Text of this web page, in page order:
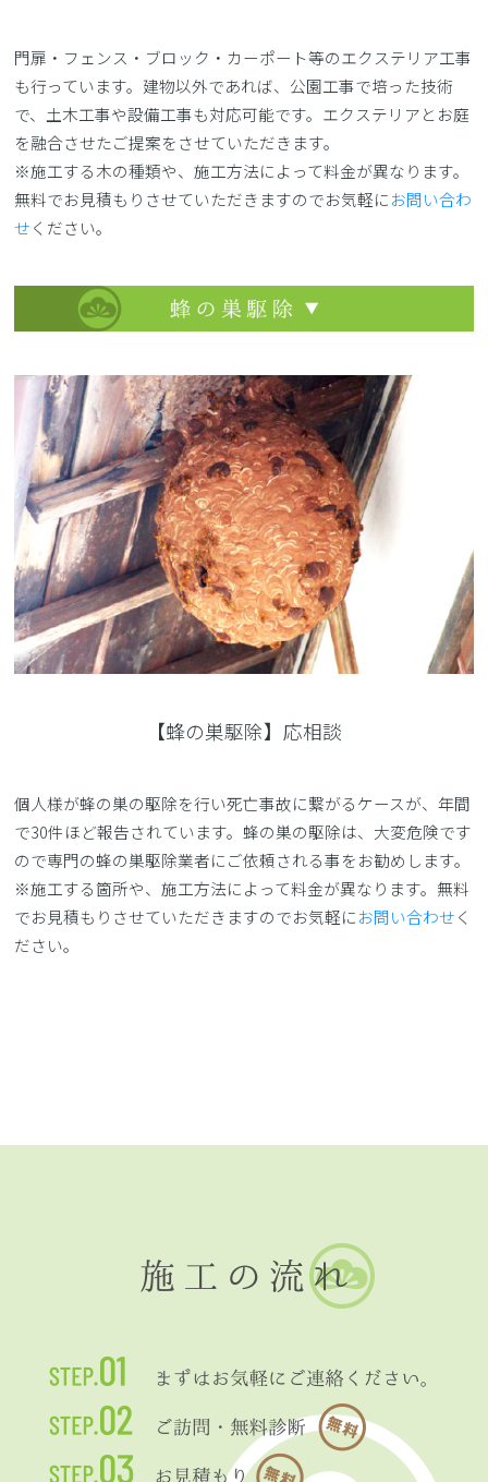
門扉・フェンス・ブロック・カーポート等のエクステリア工事
も行っています。建物以外であれば、公園工事で培った技術
で、土木工事や設備工事も対応可能です。エクステリアとお庭
を融合させたご提案をさせていただきます。
※施工する木の種類や、施工方法によって料金が異なります。
無料でお見積もりさせていただきますのでお気軽にお問い合わ
せください。
【蜂の巣駆除】応相談
個人様が蜂の巣の駆除を行い死亡事故に繋がるケースが、年間
で30件ほど報告されています。蜂の巣の駆除は、大変危険です
ので専門の蜂の巣駆除業者にご依頼される事をお勧めします。
※施工する箇所や、施工方法によって料金が異なります。無料
でお見積もりさせていただきますのでお気軽にお問い合わせく
ださい。